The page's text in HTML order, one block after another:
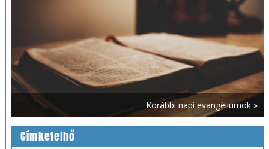
Korábbi napi evangéliumok »
Címkefelhő